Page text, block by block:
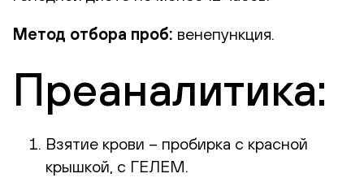
Метод отбора проб: венепункция.
Преаналитика:
Взятие крови – пробирка с красной
крышкой, с ГЕЛЕМ.